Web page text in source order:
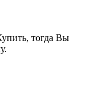
тогда Вы